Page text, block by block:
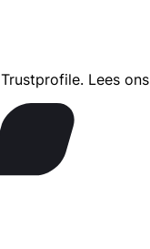
Trustprofile. Lees ons